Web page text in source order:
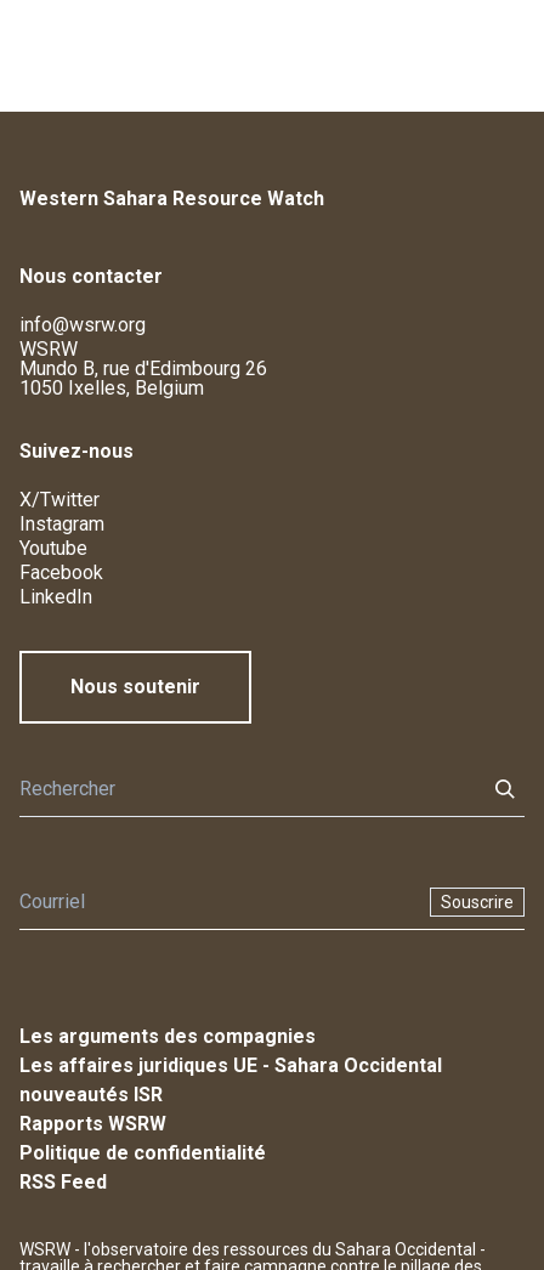
Western Sahara Resource Watch
Nous contacter
info@wsrw.org
WSRW
Mundo B, rue d'Edimbourg 26
1050 Ixelles, Belgium
Suivez-nous
X/Twitter
Instagram
Youtube
Facebook
LinkedIn
Nous soutenir
Souscrire
Les arguments des compagnies
Les affaires juridiques UE - Sahara Occidental
nouveautés ISR
Rapports WSRW
Politique de confidentialité
RSS Feed
WSRW - l'observatoire des ressources du Sahara Occidental -
travaille à rechercher et faire campagne contre le pillage des